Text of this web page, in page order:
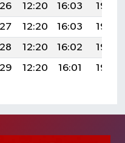
12:20 16:03
19:04
12:20 16:03
19:03
12:20 16:02
19:02
12:20 16:01 19:00